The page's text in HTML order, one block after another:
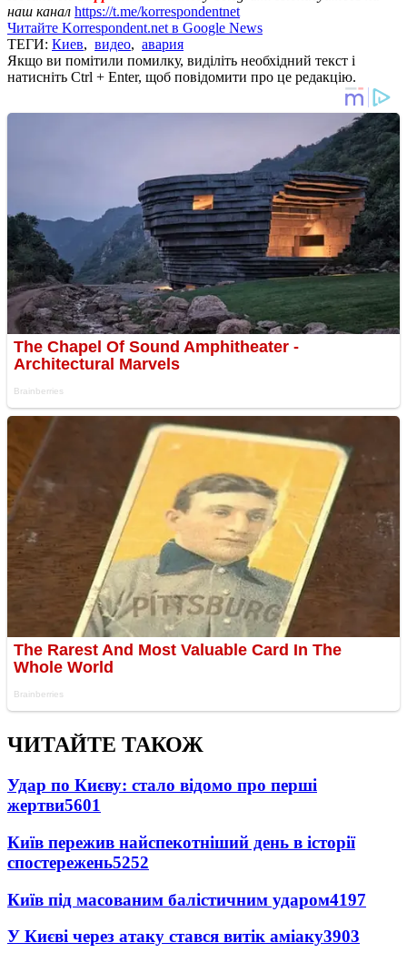
наш канал https://t.me/korrespondentnet
Читайте Korrespondent.net в Google News
ТЕГИ: Киев, видео, авария
Якщо ви помітили помилку, виділіть необхідний текст і
натисніть Ctrl + Enter, щоб повідомити про це редакцію.
ЧИТАЙТЕ ТАКОЖ
Удар по Києву: стало відомо про перші
жертви5601
Київ пережив найспекотніший день в історії
спостережень5252
Київ під масованим балістичним ударом4197
У Києві через атаку стався витік аміаку3903